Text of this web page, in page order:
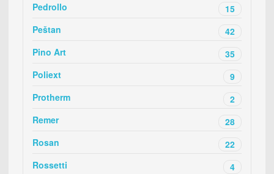
Pedrollo
15
Peštan
42
Pino Art
35
Poliext
9
Protherm
2
Remer
28
Rosan
22
Rossetti
4